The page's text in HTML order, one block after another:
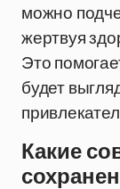
можно
жертвуя
Это
будет
Какие